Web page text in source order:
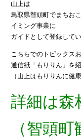
山上は
鳥取県智頭町でまちお
イミング事業に
ガイドとして登録して
こちらでのトピックス
通信紙「もりりん」を
（山上はもりりんに健
詳細は森
（智頭町